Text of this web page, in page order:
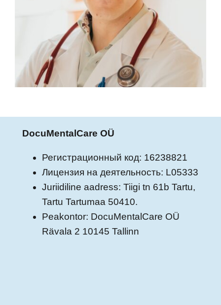
DocuMentalCare OÜ
Регистрационный код: 16238821
Лицензия на деятельность: L05333
Juriidiline aadress: Tiigi tn 61b Tartu,
Tartu Tartumaa 50410.
Peakontor: DocuMentalCare OÜ
Rävala 2 10145 Tallinn